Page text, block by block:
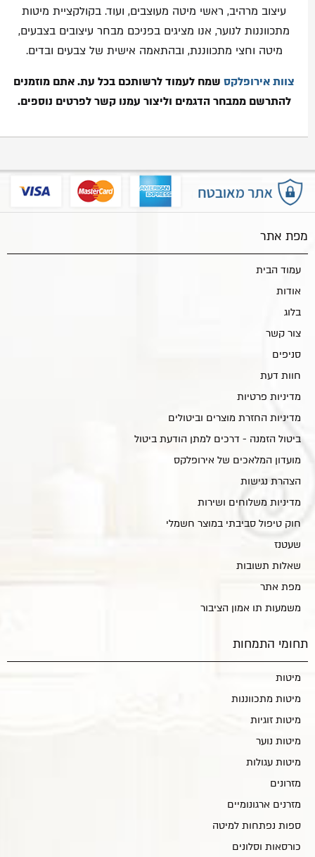
עיצוב מרהיב, ראשי מיטה מעוצבים, ועוד. בקולקציית מיטות
מתכווננות לנוער, אנו מציגים בפניכם מבחר עיצובים בצבעים,
מיטה וחצי מתכווננת, ובהתאמה אישית של צבעים ובדים.
צוות אירופלקס שמח לעמוד לרשותכם בכל עת. אתם מוזמנים
להתרשם ממבחר הדגמים וליצור עמנו קשר לפרטים נוספים.
מפת אתר
עמוד הבית
אודות
בלוג
צור קשר
סניפים
חוות דעת
מדיניות פרטיות
מדיניות החזרת מוצרים וביטולים
ביטול הזמנה - דרכים למתן הודעת ביטול
מועדון המלאכים של אירופלקס
הצהרת נגישות
מדיניות משלוחים ושירות
חוק טיפול סביבתי במוצר חשמלי
שעטנז
שאלות תשובות
מפת אתר
משמעות תו אמון הציבור
תחומי התמחות
מיטות
מיטות מתכווננות
מיטות זוגיות
מיטות נוער
מיטות עגולות
מזרונים
מזרנים ארגונומיים
ספות נפתחות למיטה
כורסאות וסלונים